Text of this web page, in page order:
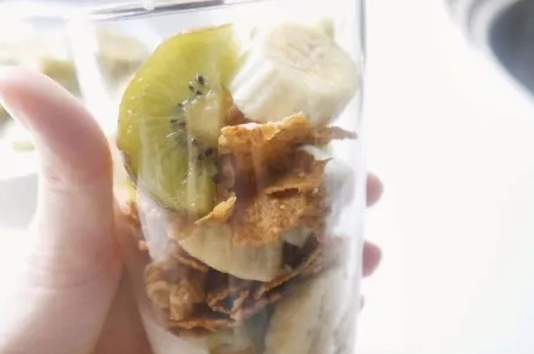
文
章
導
夏季沁涼水果麥片優
格杯 手作健康早餐
自己來